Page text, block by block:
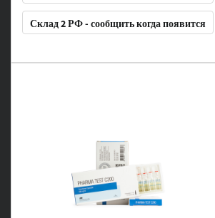
Склад 2 РФ - сообщить когда появится